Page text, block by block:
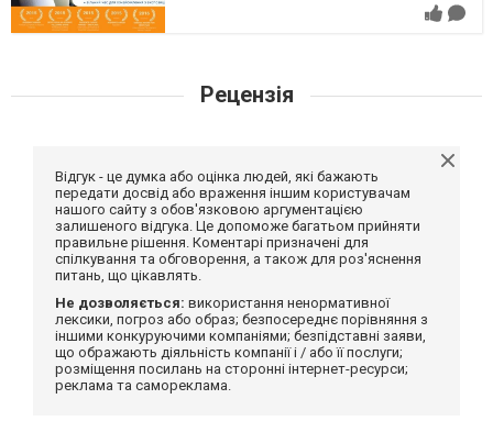
Рецензія
Відгук - це думка або оцінка людей, які бажають
передати досвід або враження іншим користувачам
нашого сайту з обов'язковою аргументацією
залишеного відгука. Це допоможе багатьом прийняти
правильне рішення. Коментарі призначені для
спілкування та обговорення, а також для роз'яснення
питань, що цікавлять.
Не дозволяється: використання ненормативної
лексики, погроз або образ; безпосереднє порівняння з
іншими конкуруючими компаніями; безпідставні заяви,
що ображають діяльність компанії і / або її послуги;
розміщення посилань на сторонні інтернет-ресурси;
реклама та самореклама.